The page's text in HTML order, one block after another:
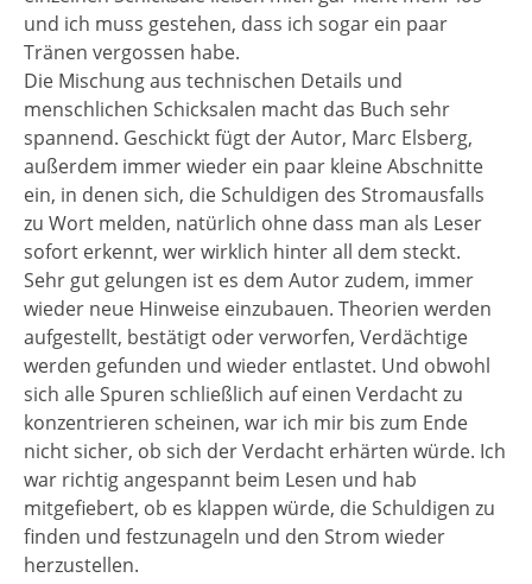
und ich muss gestehen, dass ich sogar ein paar
Tränen vergossen habe.
Die Mischung aus technischen Details und
menschlichen Schicksalen macht das Buch sehr
spannend. Geschickt fügt der Autor, Marc Elsberg,
außerdem immer wieder ein paar kleine Abschnitte
ein, in denen sich, die Schuldigen des Stromausfalls
zu Wort melden, natürlich ohne dass man als Leser
sofort erkennt, wer wirklich hinter all dem steckt.
Sehr gut gelungen ist es dem Autor zudem, immer
wieder neue Hinweise einzubauen. Theorien werden
aufgestellt, bestätigt oder verworfen, Verdächtige
werden gefunden und wieder entlastet. Und obwohl
sich alle Spuren schließlich auf einen Verdacht zu
konzentrieren scheinen, war ich mir bis zum Ende
nicht sicher, ob sich der Verdacht erhärten würde. Ich
war richtig angespannt beim Lesen und hab
mitgefiebert, ob es klappen würde, die Schuldigen zu
finden und festzunageln und den Strom wieder
herzustellen.